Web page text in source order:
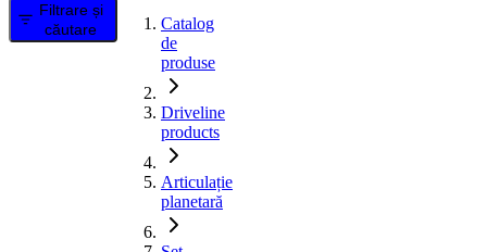
Filtrare și
căutare
Catalog
de
produse
Driveline
products
Articulație
planetară